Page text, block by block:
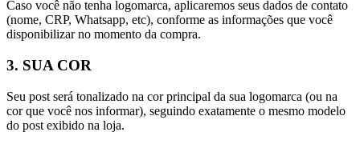
Caso você não tenha logomarca, aplicaremos seus dados de contato
(nome, CRP, Whatsapp, etc), conforme as informações que você
disponibilizar no momento da compra.
3. SUA COR
Seu post será tonalizado na cor principal da sua logomarca (ou na
cor que você nos informar), seguindo exatamente o mesmo modelo
do post exibido na loja.